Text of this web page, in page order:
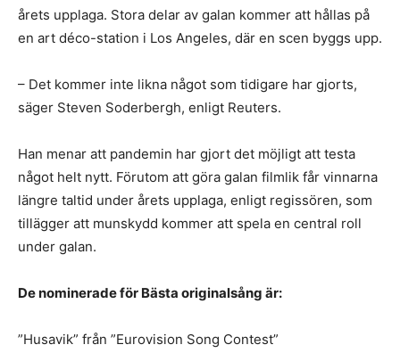
årets upplaga. Stora delar av galan kommer att hållas på
en art déco-station i Los Angeles, där en scen byggs upp.
– Det kommer inte likna något som tidigare har gjorts,
säger Steven Soderbergh, enligt Reuters.
Han menar att pandemin har gjort det möjligt att testa
något helt nytt. Förutom att göra galan filmlik får vinnarna
längre taltid under årets upplaga, enligt regissören, som
tillägger att munskydd kommer att spela en central roll
under galan.
De nominerade för Bästa originalsång är:
”Husavik” från ”Eurovision Song Contest”